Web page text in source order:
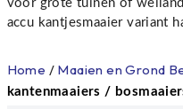
voor grote tuinen of
accu kantjesmaaier variant
Home / Maaien en Grond
kantenmaaiers /